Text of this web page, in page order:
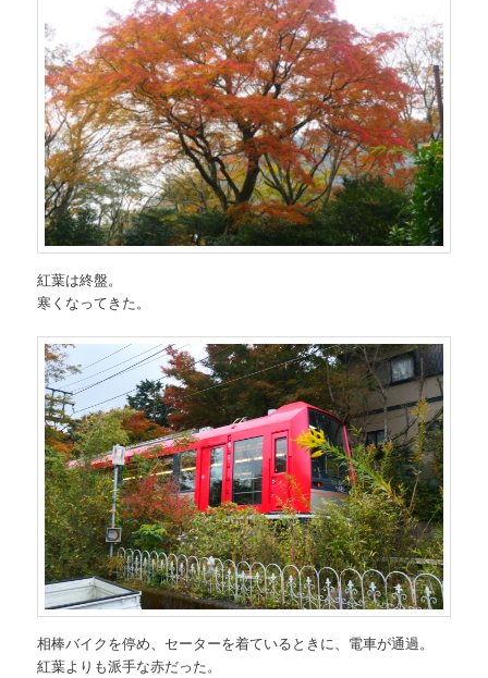
紅葉は終盤。
寒くなってきた。
相棒バイクを停め、セーターを着ているときに、電車が通過。
紅葉よりも派手な赤だった。